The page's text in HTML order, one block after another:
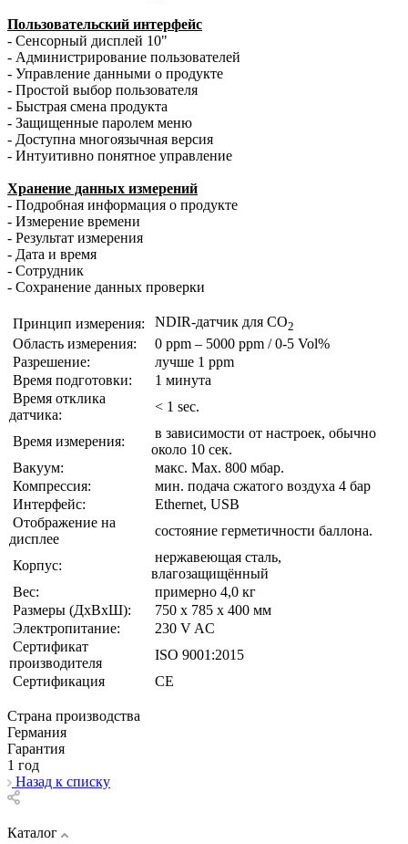
Пользовательский интерфейс
- Сенсорный дисплей 10"
- Администрирование пользователей
- Управление данными о продукте
- Простой выбор пользователя
- Быстрая смена продукта
- Защищенные паролем меню
- Доступна многоязычная версия
- Интуитивно понятное управление
Хранение данных измерений
- Подробная информация о продукте
- Измерение времени
- Результат измерения
- Дата и время
- Сотрудник
- Сохранение данных проверки
Принцип измерения: NDIR-датчик для CO2
Область измерения:
0 ppm – 5000 ppm / 0-5 Vol%
Разрешение:
лучше 1 ppm
Время подготовки:
1 минута
Время отклика
датчика:
< 1 sec.
Время измерения:
в зависимости от настроек, обычно
около 10 сек.
Вакуум:
макс. Max. 800 мбар.
Компрессия:
мин. подача сжатого воздуха 4 бар
Интерфейс:
Ethernet, USB
Отображение на
дисплее
состояние герметичности баллона.
Корпус:
нержавеющая сталь,
влагозащищённый
Вес:
примерно 4,0 кг
Размеры (ДxВxШ):
750 x 785 x 400 мм
Электропитание:
230 V AC
Сертификат
производителя
ISO 9001:2015
Сертификация
CE
Страна производства
Германия
Гарантия
1 год
Назад к списку
Каталог